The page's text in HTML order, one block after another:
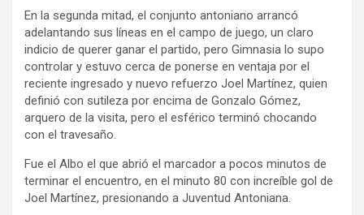
En la segunda mitad, el conjunto antoniano arrancó
adelantando sus líneas en el campo de juego, un claro
indicio de querer ganar el partido, pero Gimnasia lo supo
controlar y estuvo cerca de ponerse en ventaja por el
reciente ingresado y nuevo refuerzo Joel Martínez, quien
definió con sutileza por encima de Gonzalo Gómez,
arquero de la visita, pero el esférico terminó chocando
con el travesaño.
Fue el Albo el que abrió el marcador a pocos minutos de
terminar el encuentro, en el minuto 80 con increíble gol de
Joel Martínez, presionando a Juventud Antoniana.